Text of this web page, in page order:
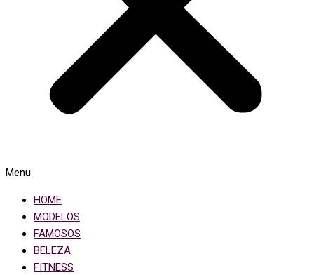
Menu
HOME
MODELOS
FAMOSOS
BELEZA
FITNESS